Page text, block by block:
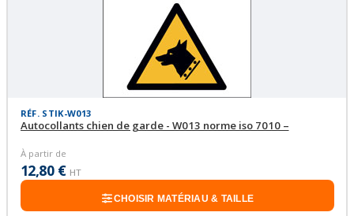
RÉF. STIK-W013
Autocollants chien de garde - W013 norme iso 7010 –
À partir de
12,80 € HT
CHOISIR MATÉRIAU & TAILLE